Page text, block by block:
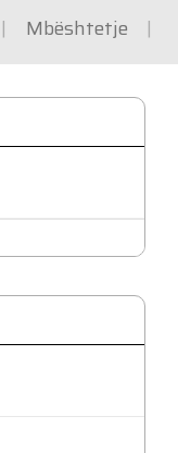
Mbështetje